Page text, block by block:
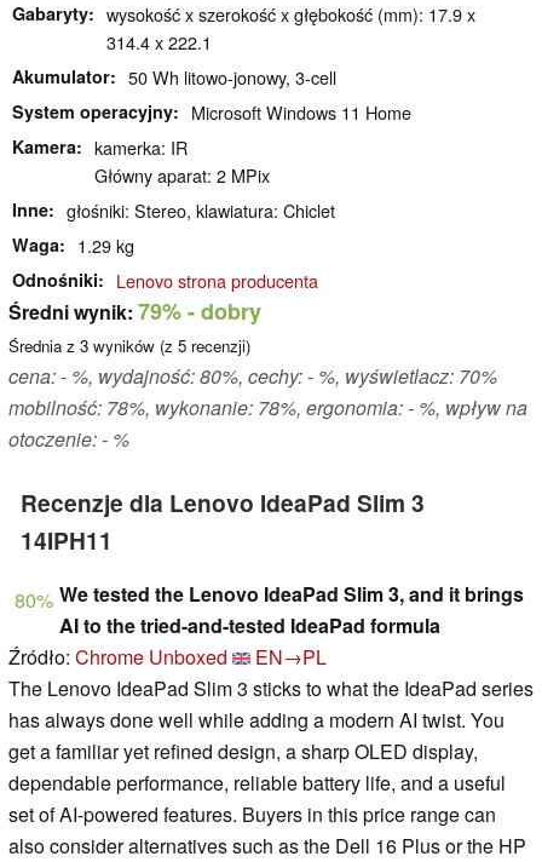
Gabaryty
wysokość x szerokość x głębokość (mm): 17.9 x
314.4 x 222.1
Akumulator 50 Wh litowo-jonowy, 3-cell
System operacyjny Microsoft Windows 11 Home
Kamera
kamerka: IR
Główny aparat: 2 MPix
Inne głośniki: Stereo, klawiatura: Chiclet
Waga 1.29 kg
Odnośniki Lenovo strona producenta
Średni wynik: 79%- dobry
Średnia z 3 wyników (z 5 recenzji)
cena: - %, wydajność: 80%, cechy: - %, wyświetlacz: 70%
mobilność: 78%, wykonanie: 78%, ergonomia: - %, wpływ na
otoczenie: - %
Recenzje dla Lenovo IdeaPad Slim 3
14IPH11
80% We tested the Lenovo IdeaPad Slim 3, and it brings
AI to the tried-and-tested IdeaPad formula
Źródło: Chrome Unboxed
EN→PL
The Lenovo IdeaPad Slim 3 sticks to what the IdeaPad series
has always done well while adding a modern AI twist. You
get a familiar yet refined design, a sharp OLED display,
dependable performance, reliable battery life, and a useful
set of AI-powered features. Buyers in this price range can
also consider alternatives such as the Dell 16 Plus or the HP